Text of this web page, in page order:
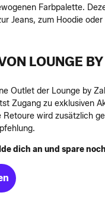
Farbpalette.
Jeans, zum Hoodie
LOUNGE
Outlet der Lounge by
Zugang zu exklusiven
wird zusätzlich
dich an und spare